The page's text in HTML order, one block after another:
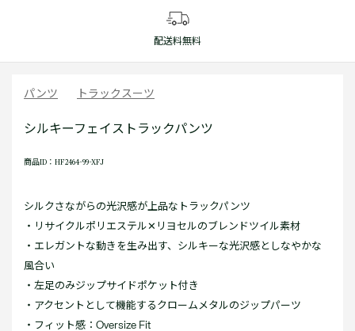
配送料無料
パンツ トラックスーツ
シルキーフェイストラックパンツ
商品ID：HF2464-99-XFJ
シルクさながらの光沢感が上品なトラックパンツ
・リサイクルポリエステル✕リヨセルのブレンドツイル素材
・エレガントな動きを生み出す、シルキーな光沢感としなやかな
風合い
・左足のみジップサイドポケット付き
・アクセントとして機能するクロームメタルのジップパーツ
・フィット感：Oversize Fit